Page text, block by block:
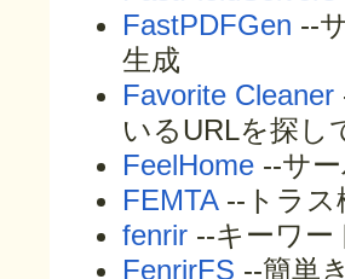
FastPDFGen --
生成
Favorite Cleaner
いるURLを探し
FeelHome --サ
FEMTA--トラス
fenrir --キーワー
FenrirFS --簡単